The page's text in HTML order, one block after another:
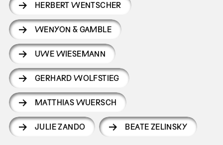
HERBERT WENTSCHER
WENYON & GAMBLE
UWE WIESEMANN
GERHARD WOLFSTIEG
MATTHIAS WUERSCH
JULIE ZANDO BEATE ZELINSKY